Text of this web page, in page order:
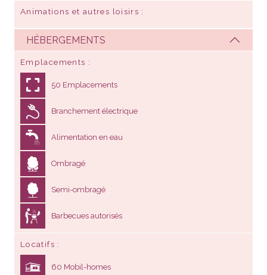
Animations et autres loisirs
HÉBERGEMENTS
Emplacements
50 Emplacements
Branchement électrique
Alimentation en eau
Ombragé
Semi-ombragé
Barbecues autorisés
Locatifs
60 Mobil-homes